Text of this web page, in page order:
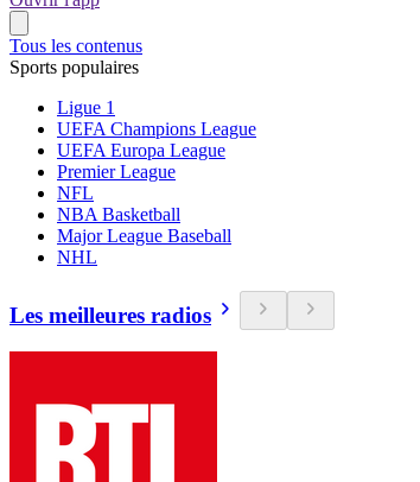
Tous les contenus
Sports populaires
Ligue 1
UEFA Champions League
UEFA Europa League
Premier League
NFL
NBA Basketball
Major League Baseball
NHL
Les meilleures radios